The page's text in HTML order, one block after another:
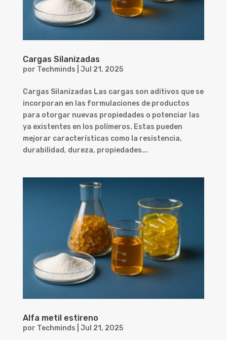
Cargas Silanizadas
por Techminds Jul 21, 2025
Cargas Silanizadas Las cargas son aditivos que se
incorporan en las formulaciones de productos
para otorgar nuevas propiedades o potenciar las
ya existentes en los polímeros. Estas pueden
mejorar características como la resistencia,
durabilidad, dureza, propiedades...
Alfa metil estireno
por Techminds Jul 21, 2025